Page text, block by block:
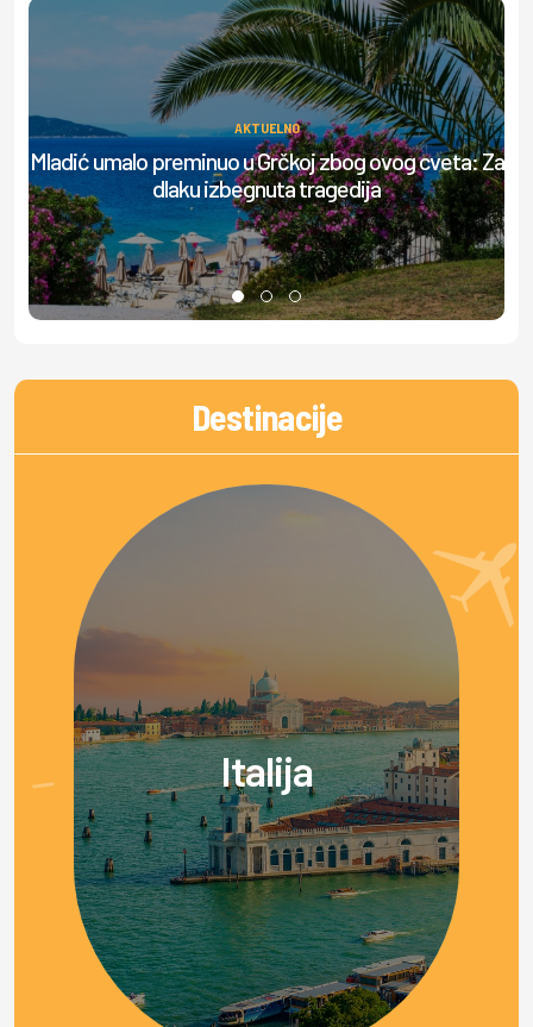
AKTUELNO
Mladić umalo preminuo u Grčkoj zbog ovog cveta: Za
dlaku izbegnuta tragedija
Destinacije
Italija